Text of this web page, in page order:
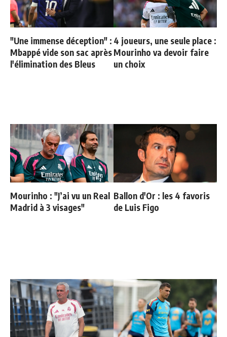
"Une immense déception" :
Mbappé vide son sac après
l'élimination des Bleus
4 joueurs, une seule place :
Mourinho va devoir faire
un choix
Mourinho : "J’ai vu un Real
Madrid à 3 visages"
Ballon d'Or : les 4 favoris
de Luis Figo